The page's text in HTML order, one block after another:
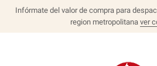
Infórmate del valor de compra para
region metropolitana ver